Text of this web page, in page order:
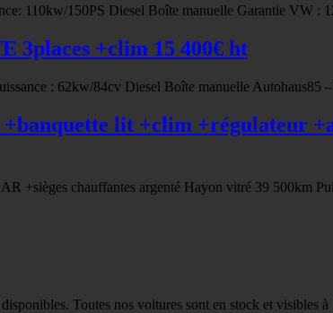
110kw/150PS Diesel Boîte manuelle Garantie VW :
3places +clim 15 400€ ht
: 62kw/84cv Diesel Boîte manuelle Autohaus85
lit +clim +régulateur
+sièges chauffantes argenté Hayon vitré 39 500km
Toutes nos voitures sont en stock et visibles